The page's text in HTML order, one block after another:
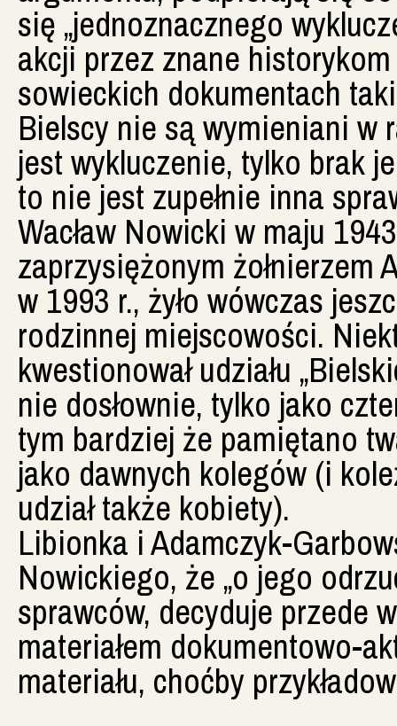
się „jednoznacznego
akcji przez znane
sowieckich dokumentach
Bielscy nie są wymieniani w
jest wykluczenie, tylko brak
to nie jest zupełnie inna
Wacław Nowicki w maju
zaprzysiężonym żołnierzem
w 1993 r., żyło wówczas
rodzinnej miejscowości.
kwestionował udziału
nie dosłownie, tylko jako
tym bardziej że pamiętano
jako dawnych kolegów (i
udział także kobiety).
Libionka i Adamczyk-
Nowickiego, że „o jego
sprawców, decyduje przede
materiałem dokumentowo-
materiału, choćby